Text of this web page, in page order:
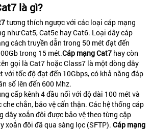
là gì?
tương thích ngược với các loại cáp mạng
như Cat5, Cat5e hay Cat6. Loại dây cáp
cách truyền dẫn trong 50 mét đạt đến
trong 15 mét.Cáp mạng Cat7 hay còn
gọi là Cat7 hoặc Class7 là một dòng dây
với tốc độ đạt đến 10Gbps, có khả năng đáp
số lên đến 600 Mhz.
cấp kênh 4 đầu nối với độ dài 100 mét và
che chắn, bảo vệ cẩn thận. Các hệ thống cáp
dây xoắn đôi được bảo vệ theo từng cặp
xoắn đôi đã qua sàng lọc (SFTP). Cáp mạng